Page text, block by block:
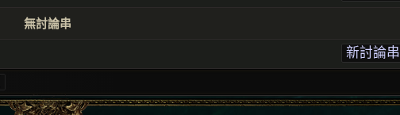
無討論串
新討論串